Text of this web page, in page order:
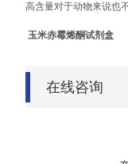
高含量对于动物来说也
玉米赤霉烯酮试剂盒
在线咨询